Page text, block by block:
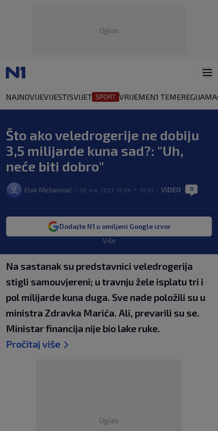
Oglas
NAJNOVIJEVIJESTISVIJET VRIJEMEN1 TEMEREGIJA
Što ako veledrogerije ne dobiju
3,5 milijarde kuna sad?: "Uh,
neće biti dobro"
Elvir Mešanović 06. tra. 2021. 19:06 > 19:07 VIDEO 0
Dodajte N1 u omiljeni Google izvor
Više
Na sastanak su predstavnici veledrogerija
stigli samouvjereni; u travnju žele isplatu tri i
pol milijarde kuna duga. Sve nade položili su u
ministra Zdravka Marića. Ali, prevarili su se.
Ministar financija nije bio lake ruke.
Pročitaj više
Oglas